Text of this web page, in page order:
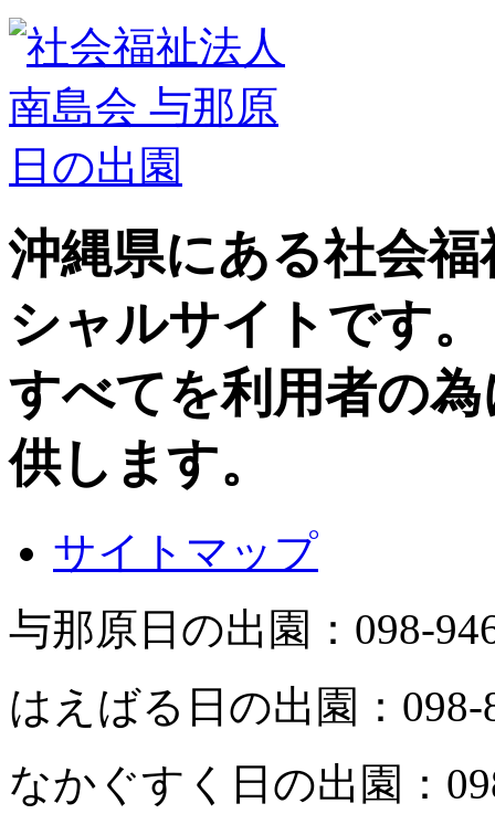
沖縄県にある社会
シャルサイトです。
すべてを利用者の
供します。
サイトマップ
与那原日の出園： 098-
はえばる日の出園： 098-
なかぐすく日の出園：